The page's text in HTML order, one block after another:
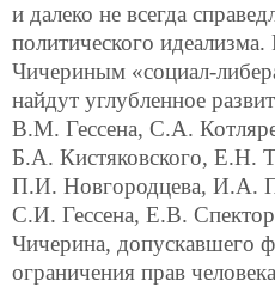
и далеко не всегда
политического
Чичериным «социал-
найдут углубленное
В.М. Гессена, С.А.
Б.А. Кистяковского, Е.Н.
П.И. Новгородцева, И.А.
С.И. Гессена, Е.В.
Чичерина, допускавшего
ограничения прав